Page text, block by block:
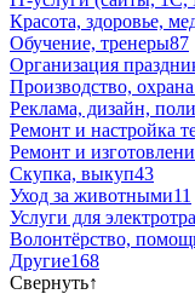
Красота, здоровье,
Обучение, тренеры87
Организация
Производство, охрана
Реклама, дизайн,
Ремонт и настройка
Ремонт и
Скупка, выкуп43
Уход за животными11
Услуги для
Волонтёрство,
Другие168
Свернуть↑